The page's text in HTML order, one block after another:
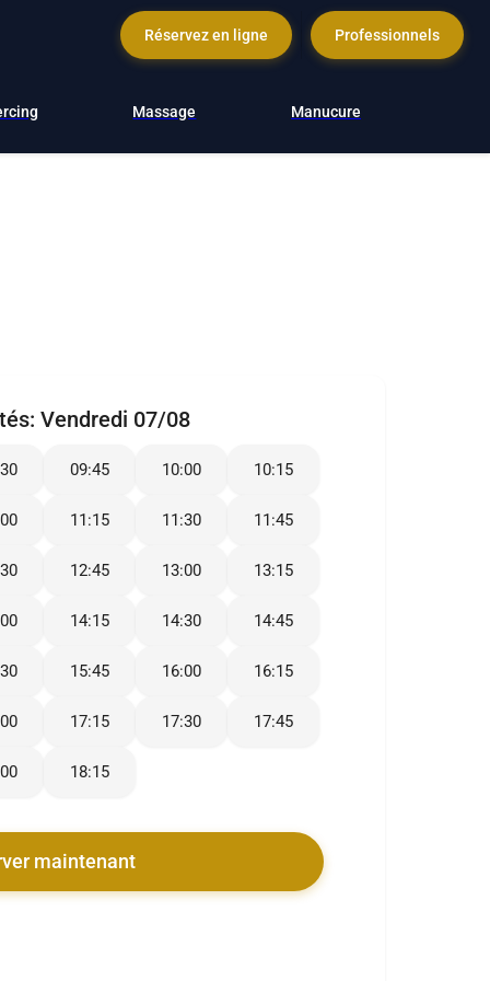
Réservez en ligne Professionnels
Massage Manucure
Vendredi 07/08
09:45 10:00 10:15
11:15 11:30 11:45
12:45 13:00 13:15
14:15 14:30 14:45
15:45 16:00 16:15
17:15 17:30 17:45
18:15
maintenant